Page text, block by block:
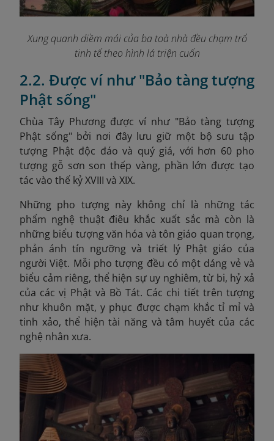
Xung quanh diềm mái của ba toà nhà đều chạm trổ
tinh tế theo hình lá triện cuốn
2.2. Được ví như "Bảo tàng tượng
Phật sống"
Chùa Tây Phương được ví như "Bảo tàng tượng
Phật sống" bởi nơi đây lưu giữ một bộ sưu tập
tượng Phật độc đáo và quý giá, với hơn 60 pho
tượng gỗ sơn son thếp vàng, phần lớn được tạo
tác vào thế kỷ XVIII và XIX.
Những pho tượng này không chỉ là những tác
phẩm nghệ thuật điêu khắc xuất sắc mà còn là
những biểu tượng văn hóa và tôn giáo quan trọng,
phản ánh tín ngưỡng và triết lý Phật giáo của
người Việt. Mỗi pho tượng đều có một dáng vẻ và
biểu cảm riêng, thể hiện sự uy nghiêm, từ bi, hỷ xả
của các vị Phật và Bồ Tát. Các chi tiết trên tượng
như khuôn mặt, y phục được chạm khắc tỉ mỉ và
tinh xảo, thể hiện tài năng và tâm huyết của các
nghệ nhân xưa.